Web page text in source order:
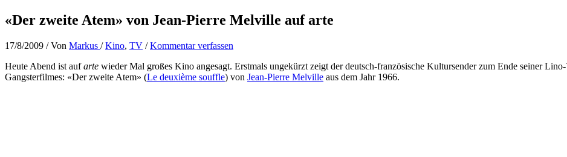
«Der zweite Atem» von Jean-Pierre Melville auf arte
17/8/2009 / Von Markus /Kino, TV /Kommentar verfassen
Heute Abend ist aufarte wieder Mal großes Kino angesagt. Erstmals ungekürzt zeigt der deutsch-französische Kultursender zum Ende seiner
Gangsterfilmes: «Der zweite Atem» (Le deuxième souffle) von Jean-Pierre Melville aus dem Jahr 1966.